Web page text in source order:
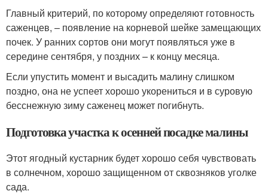
Главный критерий, по которому определяют готовность
саженцев, – появление на корневой шейке замещающих
почек. У ранних сортов они могут появляться уже в
середине сентября, у поздних – к концу месяца.
Если упустить момент и высадить малину слишком
поздно, она не успеет хорошо укорениться и в суровую
бесснежную зиму саженец может погибнуть.
Подготовка участка к осенней посадке малины
Этот ягодный кустарник будет хорошо себя чувствовать
в солнечном, хорошо защищенном от сквозняков уголке
сада.